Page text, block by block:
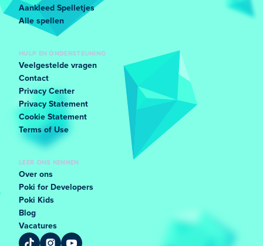
Aankleed Spelletjes
Alle spellen
HULP EN ONDERSTEUNING
Veelgestelde vragen
Contact
Privacy Center
Privacy Statement
Cookie Statement
Terms of Use
LEER ONS KENNEN
Over ons
Poki for Developers
Poki Kids
Blog
Vacatures